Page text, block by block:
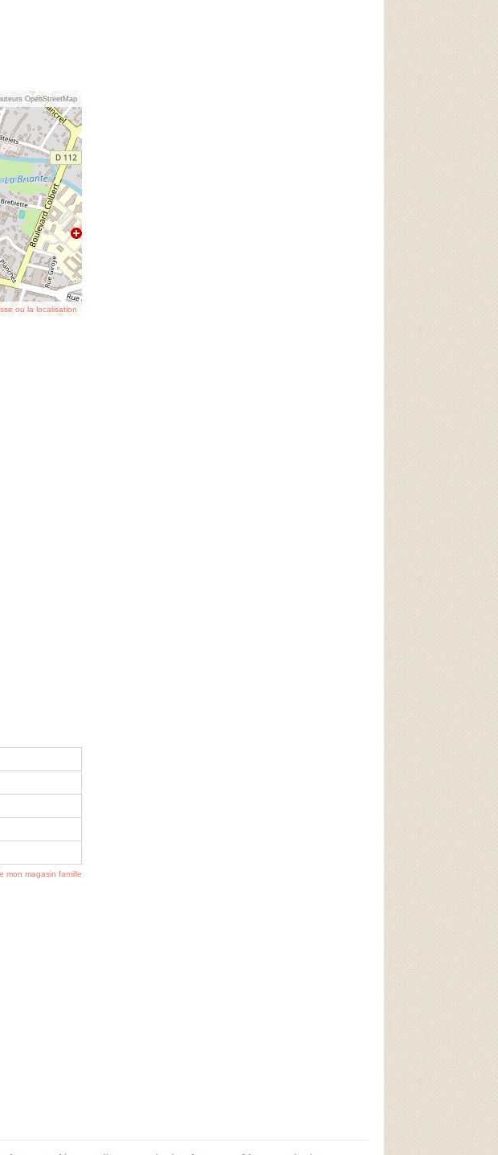
OpenStreetMap
ou la localisation
mon magasin famille